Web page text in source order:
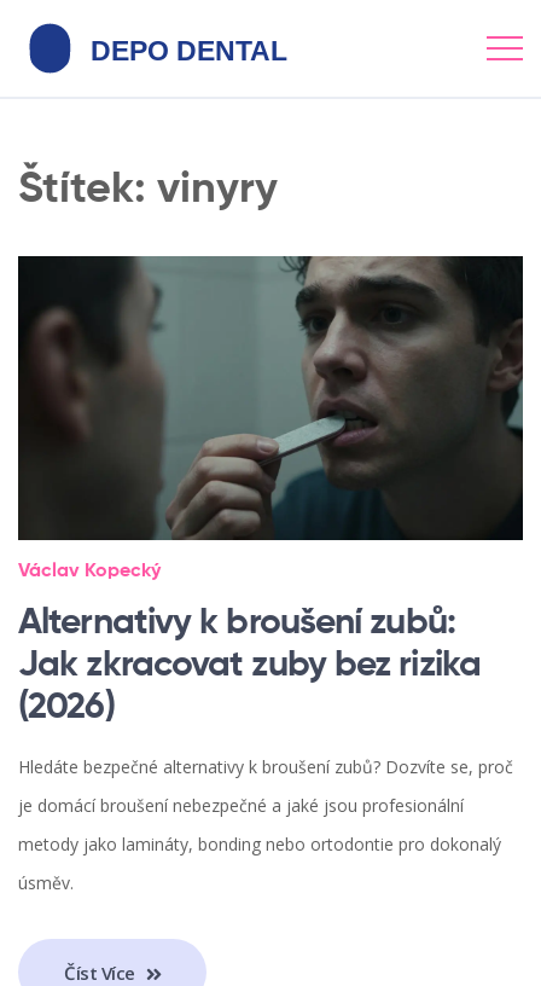
Štítek: vinyry
Václav Kopecký
Alternativy k broušení zubů:
Jak zkracovat zuby bez rizika
(2026)
Hledáte bezpečné alternativy k broušení zubů? Dozvíte se, proč
je domácí broušení nebezpečné a jaké jsou profesionální
metody jako lamináty, bonding nebo ortodontie pro dokonalý
úsměv.
Číst Více